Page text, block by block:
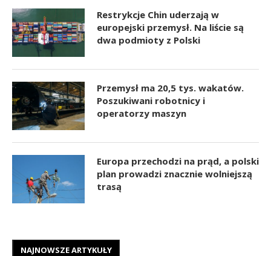
Restrykcje Chin uderzają w
europejski przemysł. Na liście są
dwa podmioty z Polski
Przemysł ma 20,5 tys. wakatów.
Poszukiwani robotnicy i
operatorzy maszyn
Europa przechodzi na prąd, a polski
plan prowadzi znacznie wolniejszą
trasą
NAJNOWSZE ARTYKUŁY